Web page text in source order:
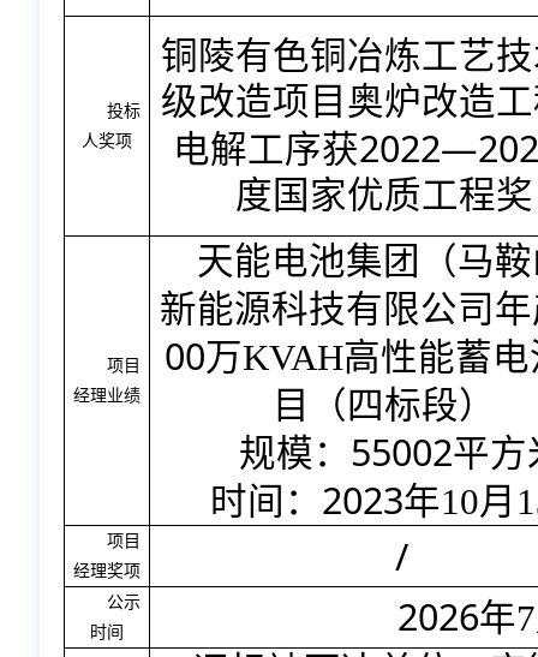
投标
人奖项
铜陵有色铜冶炼工艺
级改造项目奥炉改造
电解工序获
度国家优质工程奖
项目
经理业绩
天能电池集团（马
新能源科技有限公司
00万KVAH高性能蓄
目（四标段）
规模： 55002平方
时间： 2023年10月
项目
经理奖项
/
公示
时间
2026年7